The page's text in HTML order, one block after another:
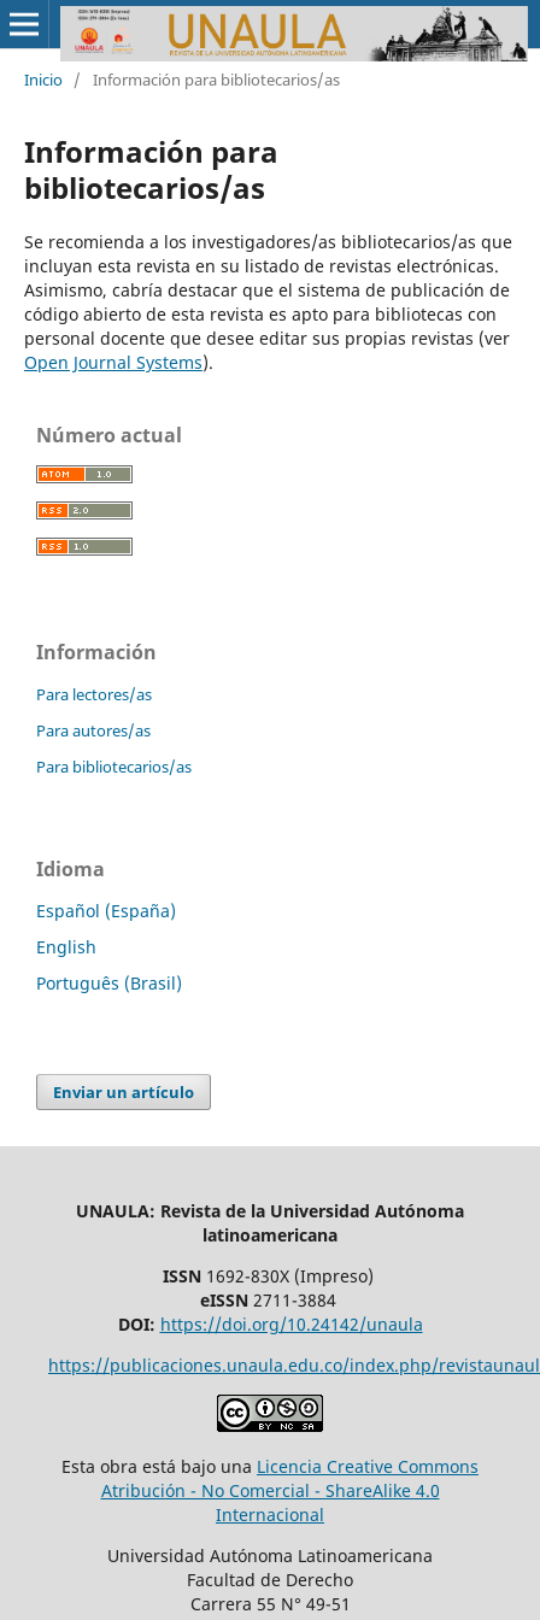
Inicio / Información para bibliotecarios/as
Información para
bibliotecarios/as
Se recomienda a los investigadores/as bibliotecarios/as que
incluyan esta revista en su listado de revistas electrónicas.
Asimismo, cabría destacar que el sistema de publicación de
código abierto de esta revista es apto para bibliotecas con
personal docente que desee editar sus propias revistas (ver
Open Journal Systems).
Número actual
Información
Para lectores/as
Para autores/as
Para bibliotecarios/as
Idioma
Español (España)
English
Português (Brasil)
Enviar un artículo
UNAULA: Revista de la Universidad Autónoma
latinoamericana
ISSN1692-830X (Impreso)
eISSN2711-3884
DOI: https://doi.org/10.24142/unaula
https://publicaciones.unaula.edu.co/index.php/
Esta obra está bajo una Licencia Creative Commons
Atribución - No Comercial - ShareAlike 4.0
Internacional
Universidad Autónoma Latinoamericana
Facultad de Derecho
Carrera 55 N° 49-51